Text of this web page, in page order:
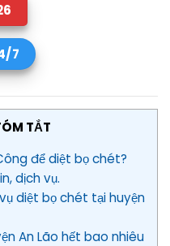
7
TẮT
để diệt bọ chét?
dịch vụ.
diệt bọ chét tại huyện
An Lão hết bao nhiêu